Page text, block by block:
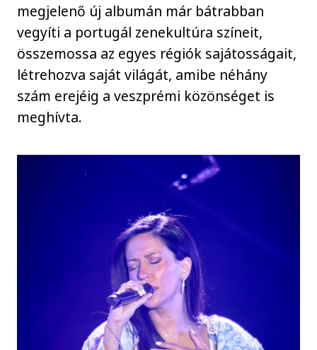
megjelenő új albumán már bátrabban
vegyíti a portugál zenekultúra színeit,
összemossa az egyes régiók sajátosságait,
létrehozva saját világát, amibe néhány
szám erejéig a veszprémi közönséget is
meghívta.